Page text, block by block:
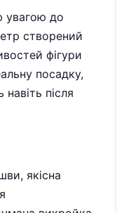
увагою до
створений
фігури
посадку,
після
якісна